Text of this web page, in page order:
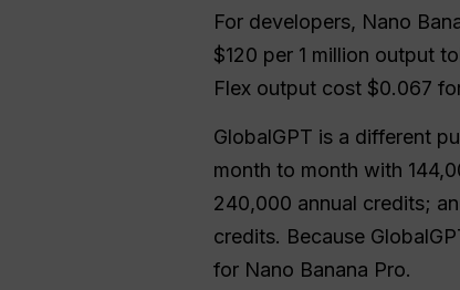
For developers, Nano
$120 per 1 million output
Flex output cost $0.067
GlobalGPT is a different
month to month with
240,000 annual credits;
credits. Because
for Nano Banana Pro.